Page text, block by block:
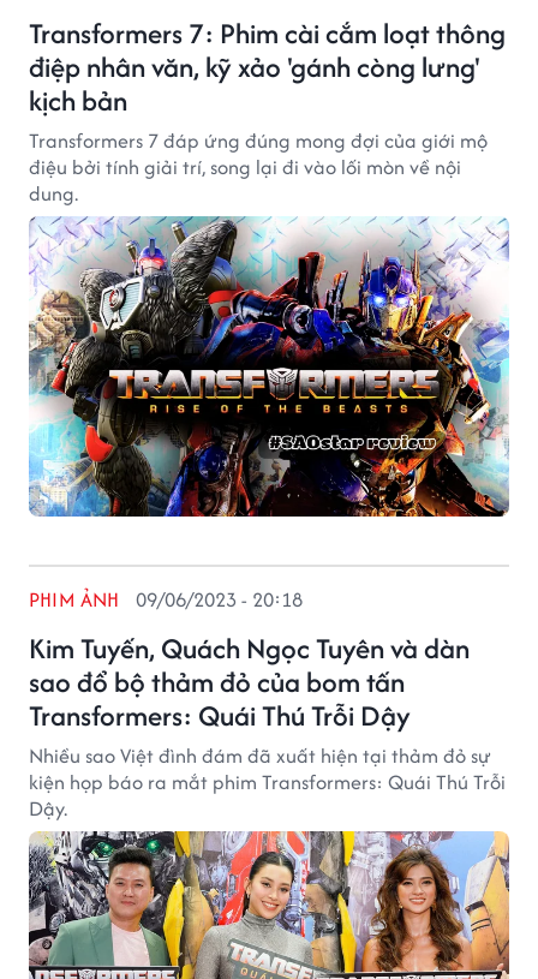
Transformers 7: Phim cài cắm loạt thông
điệp nhân văn, kỹ xảo 'gánh còng lưng'
kịch bản
Transformers 7 đáp ứng đúng mong đợi của giới mộ
điệu bởi tính giải trí, song lại đi vào lối mòn về nội
dung.
Kim Tuyến, Quách Ngọc Tuyên và dàn
sao đổ bộ thảm đỏ của bom tấn
Transformers: Quái Thú Trỗi Dậy
PHIM ẢNH 09/06/2023 - 20:18
Nhiều sao Việt đình đám đã xuất hiện tại thảm đỏ sự
kiện họp báo ra mắt phim Transformers: Quái Thú Trỗi
Dậy.